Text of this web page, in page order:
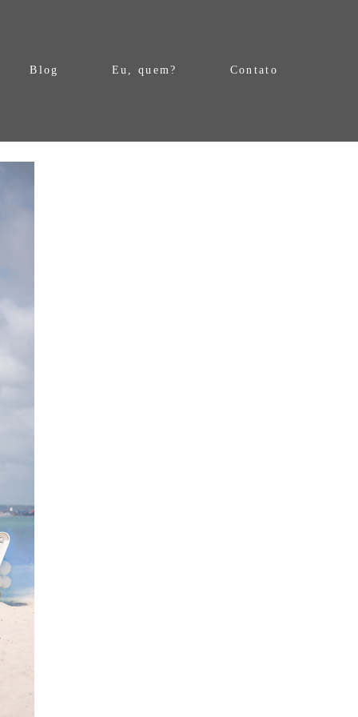
Blog Eu, quem? Contato